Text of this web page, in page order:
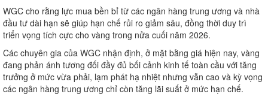
WGC cho rằng lực mua bền bỉ từ các ngân hàng trung ương và nhà
đầu tư dài hạn sẽ giúp hạn chế rủi ro giảm sâu, đồng thời duy trì
triển vọng tích cực cho vàng trong nửa cuối năm 2026.
Các chuyên gia của WGC nhận định, ở mặt bằng giá hiện nay, vàng
đang phản ánh tương đối đầy đủ bối cảnh kinh tế toàn cầu với tăng
trưởng ở mức vừa phải, lạm phát hạ nhiệt nhưng vẫn cao và kỳ vọng
các ngân hàng trung ương chỉ còn tăng lãi suất ở mức hạn chế.